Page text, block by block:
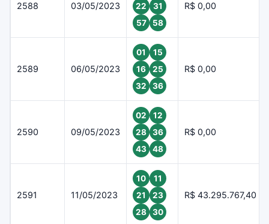
2588 03/05/2023
22
31
57
58
R$ 0,00
2589 06/05/2023
01
15
16
25
32
36
R$ 0,00
2590 09/05/2023
02
12
28
36
43
48
R$ 0,00
2591 11/05/2023
10
11
21
23
28
30
R$ 43.295.767,40